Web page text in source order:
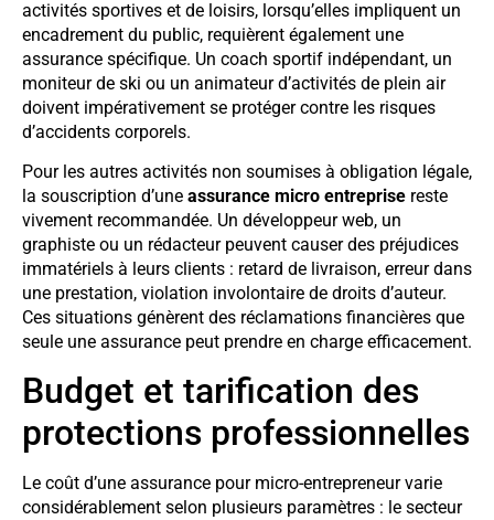
activités sportives et de loisirs, lorsqu’elles impliquent un
encadrement du public, requièrent également une
assurance spécifique. Un coach sportif indépendant, un
moniteur de ski ou un animateur d’activités de plein air
doivent impérativement se protéger contre les risques
d’accidents corporels.
Pour les autres activités non soumises à obligation légale,
la souscription d’une assurance micro entreprise reste
vivement recommandée. Un développeur web, un
graphiste ou un rédacteur peuvent causer des préjudices
immatériels à leurs clients : retard de livraison, erreur dans
une prestation, violation involontaire de droits d’auteur.
Ces situations génèrent des réclamations financières que
seule une assurance peut prendre en charge efficacement.
Budget et tarification des
protections professionnelles
Le coût d’une assurance pour micro-entrepreneur varie
considérablement selon plusieurs paramètres : le secteur